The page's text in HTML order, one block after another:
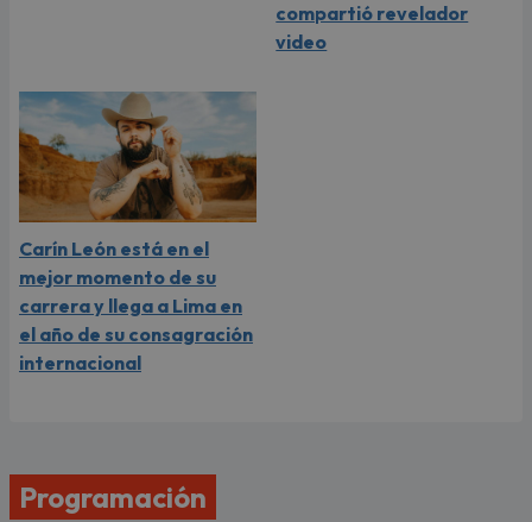
compartió revelador
video
Carín León está en el
mejor momento de su
carrera y llega a Lima en
el año de su consagración
internacional
Programación